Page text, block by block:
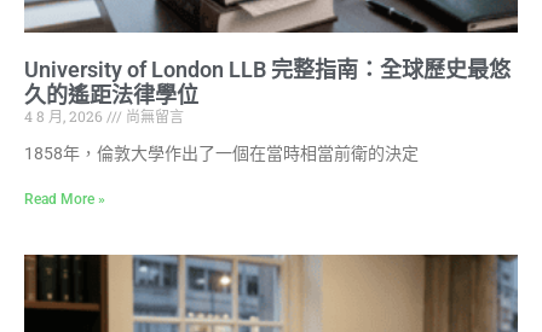
University of London LLB 完整指南：全球歷史最悠
久的遙距法律學位
4 8 月, 2026
尚無留言
1858年，倫敦大學作出了一個在當時相當前衛的決定
Read More »